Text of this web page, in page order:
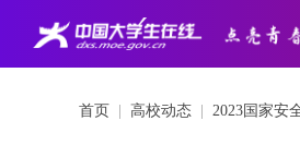
首页 高校动态 2023国家安